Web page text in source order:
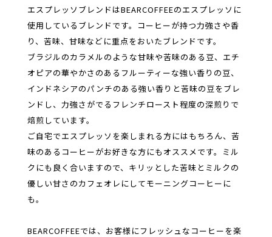
エスプレッソブレンドはBEARCOFFEEのエスプレッソに
使用しているブレンドです。コーヒーが持つ力強さや香
り、苦味、甘味などに重点をおいたブレンドです。
ブラジルのカラメルのような甘味や苦味のある豆、エチ
オピアの華やかさのあるフルーティーな強い香りの豆、
インドネシアのパンチのある強い香りと苦味の豆をブレ
ンドし、力強さがでるフレンチロースト程度の深煎りで
焙煎しています。
ご自宅でエスプレッソを楽しまれる方にはもちろん、苦
味のあるコーヒーがお好きな方にもオススメです。ミル
クにも良く合いますので、キリッとした苦味とミルクの
優しい甘さのカフェオレにしてモーニングコーヒーに
も。
BEARCOFFEEでは、お客様にフレッシュなコーヒーを楽